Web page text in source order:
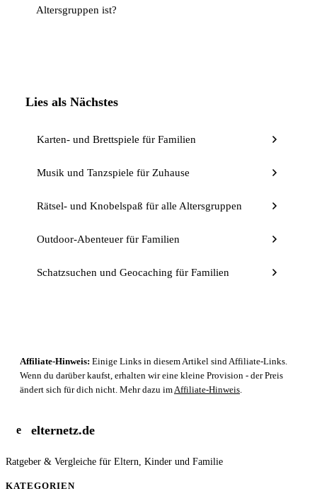
Altersgruppen ist?
Lies als Nächstes
Karten- und Brettspiele für Familien
Musik und Tanzspiele für Zuhause
Rätsel- und Knobelspaß für alle Altersgruppen
Outdoor-Abenteuer für Familien
Schatzsuchen und Geocaching für Familien
Affiliate-Hinweis: Einige Links in diesem Artikel sind Affiliate-Links.
Wenn du darüber kaufst, erhalten wir eine kleine Provision - der Preis
ändert sich für dich nicht. Mehr dazu im Affiliate-Hinweis
e elternetz.de
Ratgeber & Vergleiche für Eltern, Kinder und Familie
KATEGORIEN